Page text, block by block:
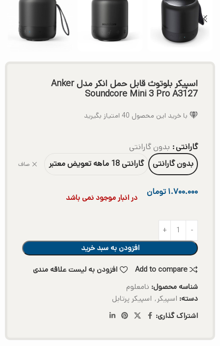
اسپیکر بلوتوث قابل حمل انکر مدل Anker
Soundcore Mini 3 Pro A3127
با خرید این محصول 40 امتیاز بگیرید
گارانتی بدون گارانتی
بدون گارانتی
گارانتی 18 ماهه تعویض معتبر صاف
۱.۷۰۰.۰۰۰ تومان
در انبار موجود نمی باشد
افزودن به سبد خرید
Add to compare
افزودن به لیست علاقه مندی
شناسه محصول: نامعلوم
دسته: اسپیکر , اسپیکر پرتابل
اشتراک گذاری: